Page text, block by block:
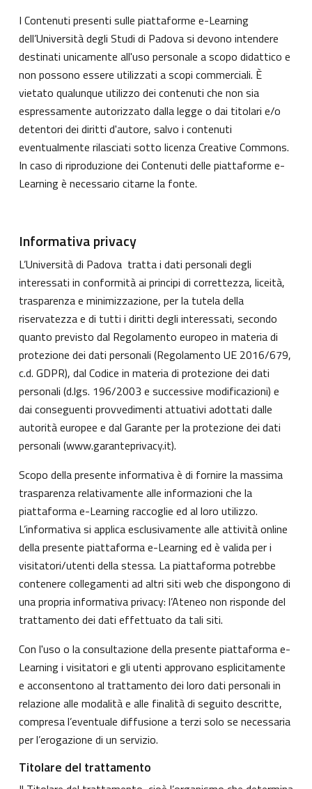
I Contenuti presenti sulle piattaforme e-Learning
dell’Università degli Studi di Padova si devono intendere
destinati unicamente all'uso personale a scopo didattico e
non possono essere utilizzati a scopi commerciali. È
vietato qualunque utilizzo dei contenuti che non sia
espressamente autorizzato dalla legge o dai titolari e/o
detentori dei diritti d'autore, salvo i contenuti
eventualmente rilasciati sotto licenza Creative Commons.
In caso di riproduzione dei Contenuti delle piattaforme e-
Learning è necessario citarne la fonte.
Informativa privacy
L’Università di Padova tratta i dati personali degli
interessati in conformità ai principi di correttezza, liceità,
trasparenza e minimizzazione, per la tutela della
riservatezza e di tutti i diritti degli interessati, secondo
quanto previsto dal Regolamento europeo in materia di
protezione dei dati personali (Regolamento UE 2016/679,
c.d. GDPR), dal Codice in materia di protezione dei dati
personali (d.lgs. 196/2003 e successive modificazioni) e
dai conseguenti provvedimenti attuativi adottati dalle
autorità europee e dal Garante per la protezione dei dati
personali (www.garanteprivacy.it).
Scopo della presente informativa è di fornire la massima
trasparenza relativamente alle informazioni che la
piattaforma e-Learning raccoglie ed al loro utilizzo.
L’informativa si applica esclusivamente alle attività online
della presente piattaforma e-Learning ed è valida per i
visitatori/utenti della stessa. La piattaforma potrebbe
contenere collegamenti ad altri siti web che dispongono di
una propria informativa privacy: l’Ateneo non risponde del
trattamento dei dati effettuato da tali siti.
Con l'uso o la consultazione della presente piattaforma e-
Learning i visitatori e gli utenti approvano esplicitamente
e acconsentono al trattamento dei loro dati personali in
relazione alle modalità e alle finalità di seguito descritte,
compresa l’eventuale diffusione a terzi solo se necessaria
per l’erogazione di un servizio.
Titolare del trattamento